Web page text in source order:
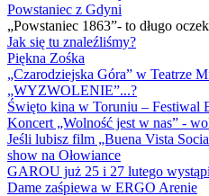
Powstaniec z Gdyni
„Powstaniec 1863”- to długo
Jak się tu znaleźliśmy?
Piękna Zośka
„Czarodziejska Góra” w Teatrze
„WYZWOLENIE”...?
Święto kina w Toruniu – Festiwal
Koncert „Wolność jest w nas” -
Jeśli lubisz film „Buena Vista
show na Ołowiance
GAROU już 25 i 27 lutego
Dame zaśpiewa w ERGO Arenie